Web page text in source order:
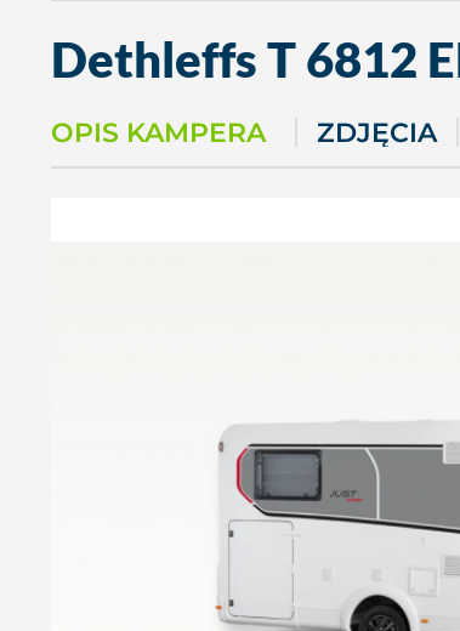
DethleffsT 6812
OPIS KAMPERA ZDJĘCIA